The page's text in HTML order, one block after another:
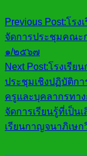
Previous Post:โรง
จัดการประชุมคณะ
๑/๒๕๖๗
Next Post:โรงเรีย
ประชุมเชิงปฏิบัติก
ครูและบุคลากรทา
จัดการเรียนรู้ที่เป็น
เรียนกาญจนาภิเษก